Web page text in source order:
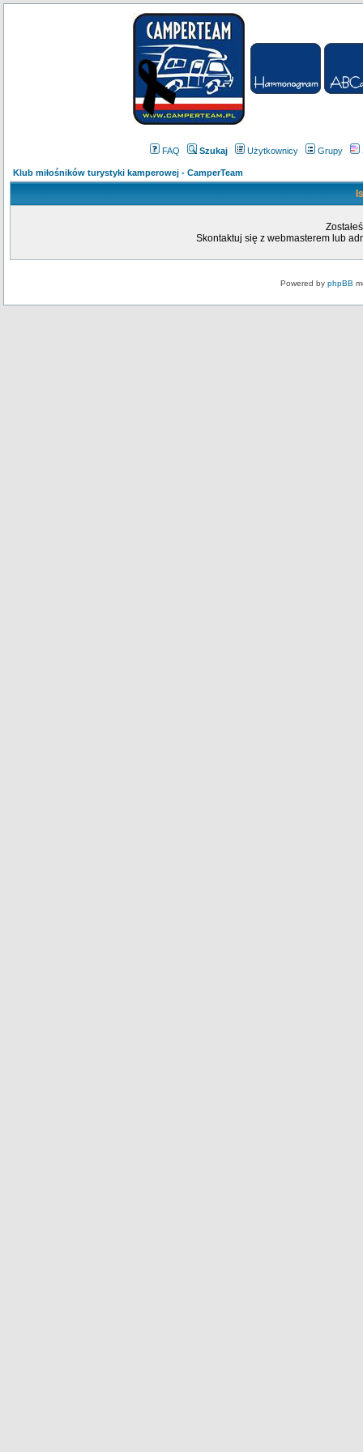
FAQ Szukaj Użytkownicy Grupy
Klub miłośników turystyki kamperowej - CamperTeam
Skontaktuj się z webmasterem lub
Powered by phpBB